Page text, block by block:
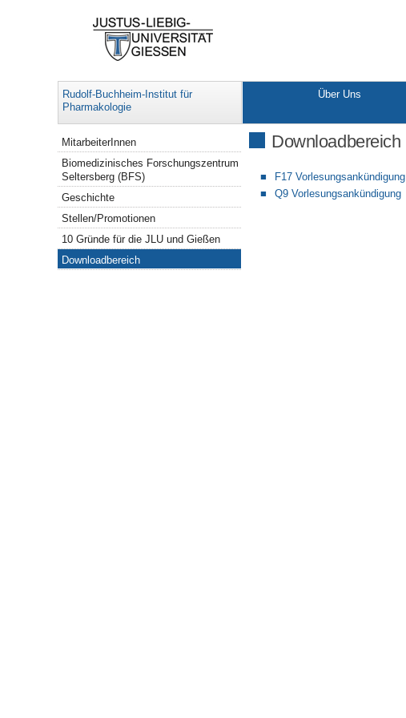
Rudolf-Buchheim-Institut für
Pharmakologie
Über Uns
Downloadbereich
F17 Vorlesungsankündigung
Q9 Vorlesungsankündigung
Navigation
MitarbeiterInnen
Biomedizinisches Forschungszentrum
Seltersberg (BFS)
Geschichte
Stellen/Promotionen
10 Gründe für die JLU und Gießen
Downloadbereich